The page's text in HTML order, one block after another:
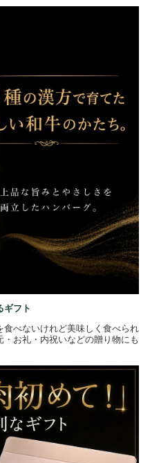
ギフト
食べないけれど美味しく食べられ
お礼・内祝いなどの贈り物にも